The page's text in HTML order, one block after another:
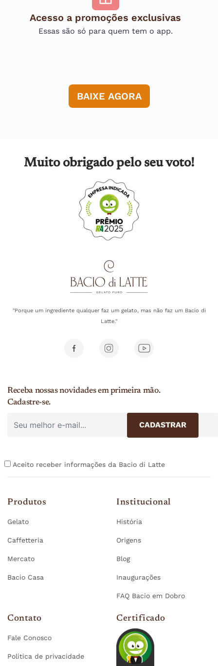
Acesso a promoções exclusivas
Essas são só para quem tem o app.
BAIXE AGORA
Muito obrigado pelo seu voto!
"Porque um ingrediente qualquer faz um gelato, mas não faz um Bacio di
Latte."
Receba nossas novidades em primeira mão.
Cadastre-se.
Aceito receber informações da Bacio di Latte
Produtos
Gelato
Caffetteria
Mercato
Bacio Casa
Institucional
História
Origens
Blog
Inaugurações
FAQ Bacio em Dobro
Contato
Fale Conosco
Politica de privacidade
Certificado